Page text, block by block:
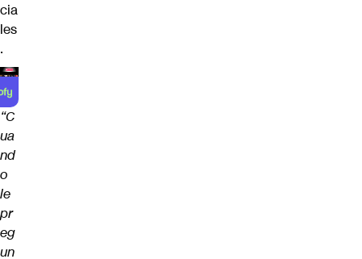
cia
les
.
“C
ua
nd
o
le
pr
eg
un